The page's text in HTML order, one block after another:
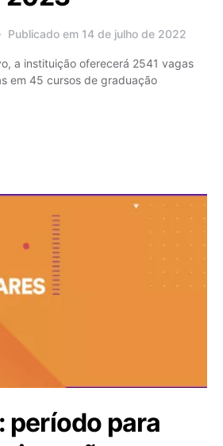
Publicado em 14 de julho de 2022
a instituição oferecerá 2541 vagas
em 45 cursos de graduação
período para